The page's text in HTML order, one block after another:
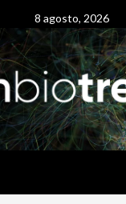
8 agosto, 2026